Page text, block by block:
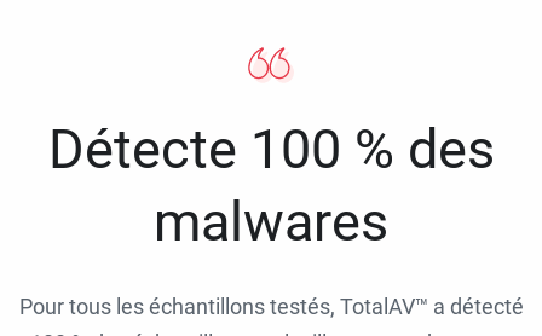
Détecte 100 % des
malwares
Pour tous les échantillons testés, TotalAV™ a détecté